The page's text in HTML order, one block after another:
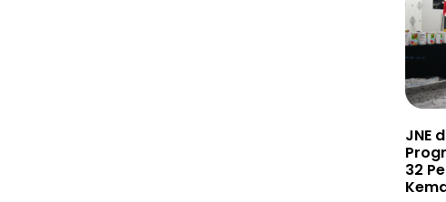
JNE
32